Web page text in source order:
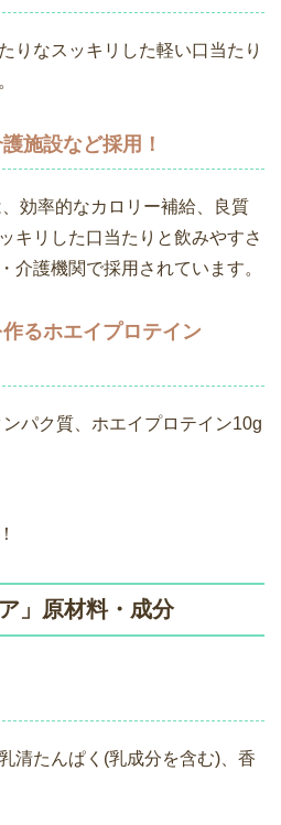
りなスッキリした軽い口当たり
施設など採用！
、効率的なカロリー補給、良質
キリした口当たりと飲みやすさ
介護機関で採用されています。
るホエイプロテイン
パク質、ホエイプロテイン10g
」原材料・成分
清たんぱく(乳成分を含む)、香